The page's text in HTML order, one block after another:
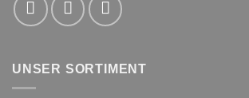
UNSER SORTIMENT